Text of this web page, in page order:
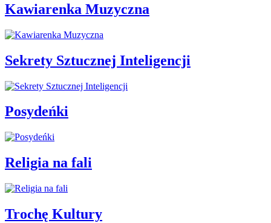
Kawiarenka Muzyczna
Sekrety Sztucznej Inteligencji
Posydeńki
Religia na fali
Trochę Kultury